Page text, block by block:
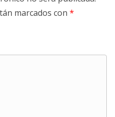
marcados con *